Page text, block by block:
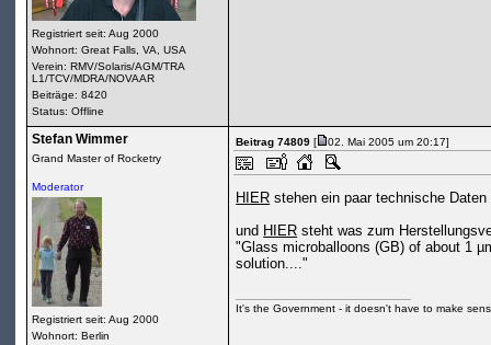
Registriert seit: Aug 2000
Wohnort: Great Falls, VA, USA
Verein: RMV/Solaris/AGM/TRA
L1/TCV/MDRA/NOVAAR
Beiträge: 8420
Status: Offline
Stefan Wimmer
Grand Master of Rocketry
Moderator
Registriert seit: Aug 2000
Wohnort: Berlin
Beitrag 74809[ 02. Mai 2005 um 20:17]
HIER stehen ein paar technische
und HIER steht was zum
"Glass microballoons (GB) of about 1
solution...."
It's the Government - it doesn't have to make